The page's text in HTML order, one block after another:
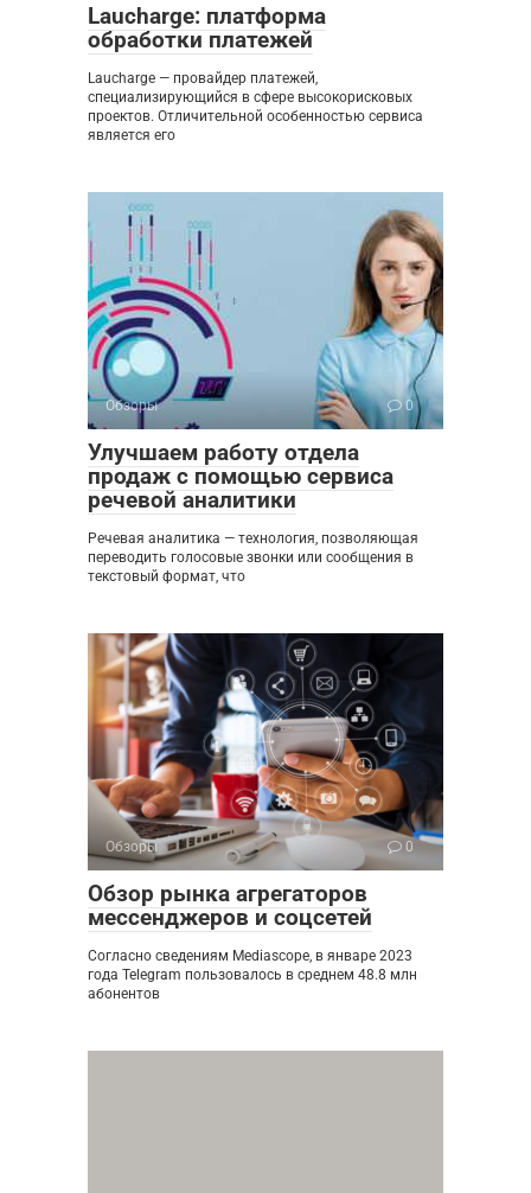
Laucharge: платформа
обработки платежей
Laucharge — провайдер платежей,
специализирующийся в сфере высокорисковых
проектов. Отличительной особенностью сервиса
является его
Обзоры 0
Улучшаем работу отдела
продаж с помощью сервиса
речевой аналитики
Речевая аналитика — технология, позволяющая
переводить голосовые звонки или сообщения в
текстовый формат, что
Обзоры 0
Обзор рынка агрегаторов
мессенджеров и соцсетей
Согласно сведениям Mediascope, в январе 2023
года Telegram пользовалось в среднем 48.8 млн
абонентов